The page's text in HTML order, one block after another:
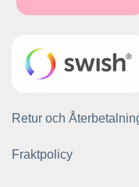
Retur och
Fraktpolicy